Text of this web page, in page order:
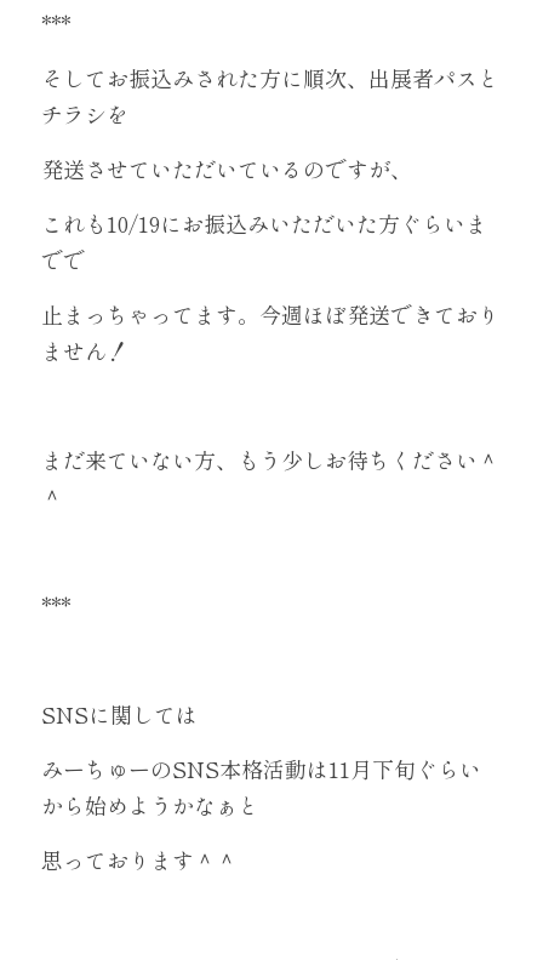
***
そしてお振込みされた方に順次、出展者パスと
チラシを
発送させていただいているのですが、
これも10/19にお振込みいただいた方ぐらいま
でで
止まっちゃってます。今週ほぼ発送できており
ません！
まだ来ていない方、もう少しお待ちください＾
＾
***
SNSに関しては
みーちゅーのSNS本格活動は11月下旬ぐらい
から始めようかなぁと
思っております＾＾